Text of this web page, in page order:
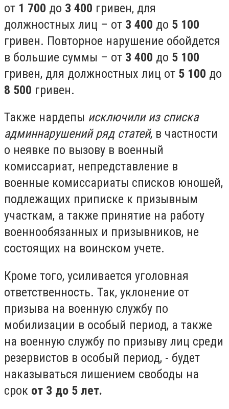
от 1 700 до 3 400 гривен, для
должностных лиц – от 3 400 до 5 100
гривен. Повторное нарушение обойдется
в большие суммы – от 3 400 до 5 100
гривен, для должностных лиц от 5 100 до
8 500 гривен.
Также нардепы исключили из списка
админнарушений ряд статей, в частности
о неявке по вызову в военный
комиссариат, непредставление в
военные комиссариаты списков юношей,
подлежащих приписке к призывным
участкам, а также принятие на работу
военнообязанных и призывников, не
состоящих на воинском учете.
Кроме того, усиливается уголовная
ответственность. Так, уклонение от
призыва на военную службу по
мобилизации в особый период, а также
на военную службу по призыву лиц среди
резервистов в особый период, - будет
наказываться лишением свободы на
срок от 3 до 5 лет.